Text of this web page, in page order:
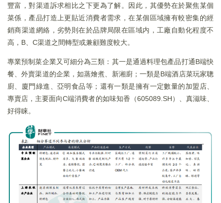
豐富，對渠道訴求相比之下更為了解。因此，其優勢在於聚焦某個
菜係，產品打造上更貼近消費者需求，在某個區域擁有較密集的經
銷商渠道網絡，劣勢則在於品牌局限在區域内，工廠自動化程度不
高，B、C渠道之間轉型或兼顧難度較大。
專業預制菜企業又可細分為三類：其一是通過料理包產品打通B端快
餐、外賣渠道的企業，如蒸燴煮、新湘廚；一類是B端酒店菜玩家聰
廚、廈門綠進、亞明食品等；還有一類是擁有一定數量的加盟店、
專賣店，主要面向C端消費者的如味知香（605089.SH）、真滋味、
好得睐。